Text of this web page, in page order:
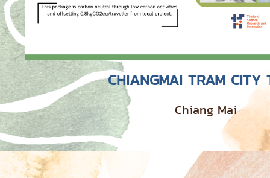
CHIANGMAI TRAM CITY
Chiang Mai